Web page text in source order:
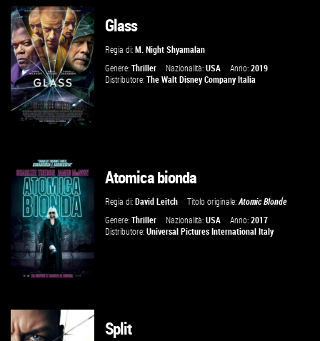
GUARDA IL TRAILER
VAI ALLA SCHEDA
GUARDA IL TRAILER
VAI ALLA SCHEDA
Glass
Regia di:M. Night Shyamalan
Genere:Thriller Nazionalità:USA Anno:2019
Distributore:The Walt Disney Company Italia
GUARDA IL TRAILER
Atomica bionda
Regia di:David Leitch Titolo originale:Atomic Blonde
Genere:Thriller Nazionalità:USA Anno:2017
Distributore:Universal Pictures International Italy
Split